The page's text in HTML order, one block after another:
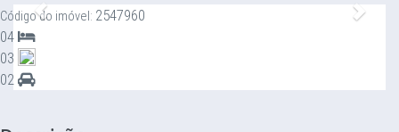
Anterior
Código do imóvel: 2547960
04
03
02